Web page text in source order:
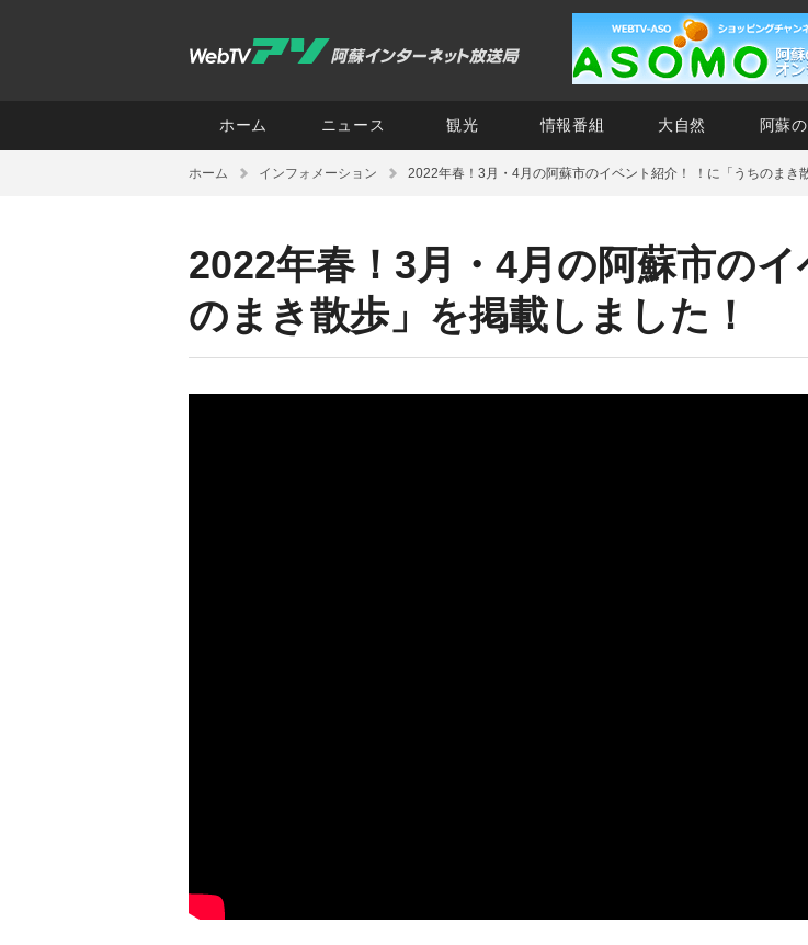
ホーム ニュース 観光 情報番組 大自然 阿蘇
ホーム インフォメーション 2022年春！3月・4月の阿蘇市のイベント紹介！ ！に「うちのまき
2022年春！3月・4月の阿蘇市の
のまき散歩」を掲載しました！